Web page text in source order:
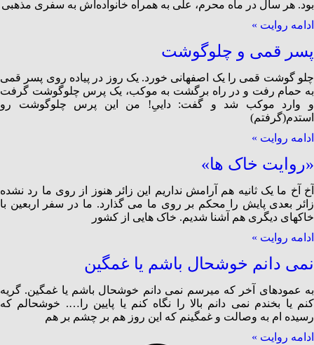
بود. هر سال در ماه محرم، علی به همراه خانواده‌اش به سفری مذهبی
ادامه روایت »
پسر قمی و چلوگوشت
چلو گوشت قمی را یک اصفهانی خورد. یک روز در پیاده روی پسر قمی
به حمام رفت و در راه برگشت به موکب، یک پرس چلوگوشت گرفت
و وارد موکب شد و گفت: داییِ! من این پرس چلوگوشت رو
استدم(گرفتم)
ادامه روایت »
«روایت خاک ها»
آخ آخ ما یک ثانیه هم آرامش نداریم این زائر هنوز از روی ما رد نشده
زائر بعدی پایش را محکم بر روی ما می گذارد. ما در سفر اربعین با
خاکهای دیگری هم آشنا شدیم. خاک هایی از کشور
ادامه روایت »
نمی دانم خوشحال باشم یا غمگین
به عمودهای آخر که میرسم نمی دانم خوشحال باشم یا غمگین. گریه
کنم یا بخندم نمی دانم بالا را نگاه کنم یا پایین را…. خوشحالم که
رسیده ام به وصالت و غمگینم که این روز هم بر چشم بر هم
ادامه روایت »